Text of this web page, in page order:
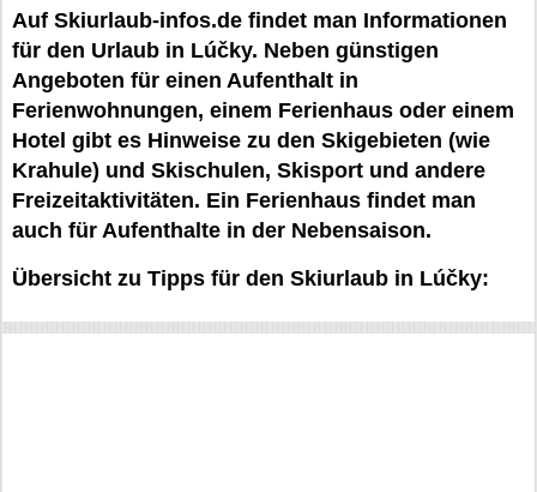
Auf Skiurlaub-infos.de findet man Informationen
für den Urlaub in Lúčky. Neben günstigen
Angeboten für einen Aufenthalt in
Ferienwohnungen, einem Ferienhaus oder einem
Hotel gibt es Hinweise zu den Skigebieten (wie
Krahule) und Skischulen, Skisport und andere
Freizeitaktivitäten. Ein Ferienhaus findet man
auch für Aufenthalte in der Nebensaison.
Übersicht zu Tipps für den Skiurlaub in Lúčky: